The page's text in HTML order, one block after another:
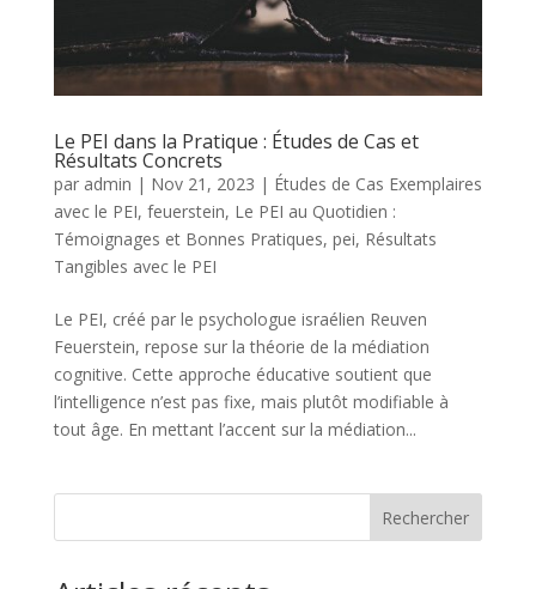
Le PEI dans la Pratique : Études de Cas et
Résultats Concrets
par admin | Nov 21, 2023 | Études de Cas Exemplaires
avec le PEI, feuerstein, Le PEI au Quotidien :
Témoignages et Bonnes Pratiques, pei, Résultats
Tangibles avec le PEI
Le PEI, créé par le psychologue israélien Reuven
Feuerstein, repose sur la théorie de la médiation
cognitive. Cette approche éducative soutient que
l’intelligence n’est pas fixe, mais plutôt modifiable à
tout âge. En mettant l’accent sur la médiation...
Rechercher